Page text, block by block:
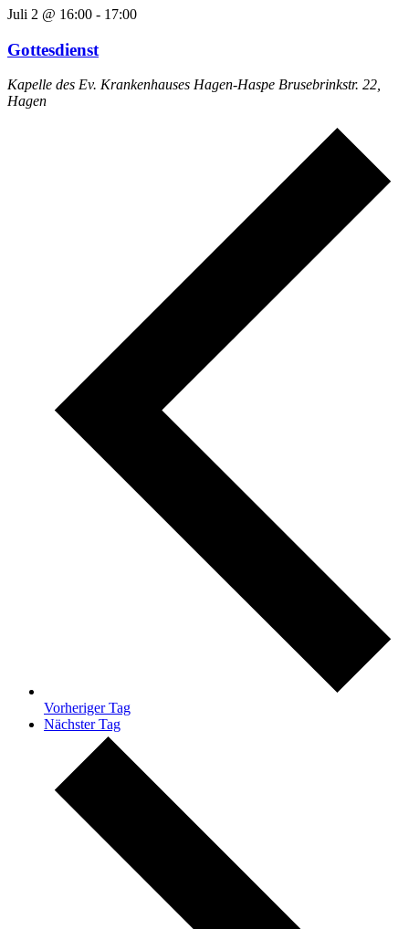
Juli 2 @ 16:00 - 17:00
Gottesdienst
Kapelle des Ev. Krankenhauses Hagen-Haspe Brusebrinkstr. 22,
Hagen
Vorheriger Tag
Nächster Tag